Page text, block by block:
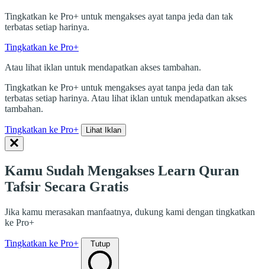
Tingkatkan ke Pro+ untuk mengakses ayat tanpa jeda dan tak
terbatas setiap harinya.
Tingkatkan ke Pro+
Atau lihat iklan untuk mendapatkan akses tambahan.
Tingkatkan ke Pro+ untuk mengakses ayat tanpa jeda dan tak
terbatas setiap harinya. Atau lihat iklan untuk mendapatkan akses
tambahan.
Tingkatkan ke Pro+ Lihat Iklan
Kamu Sudah Mengakses Learn Quran
Tafsir Secara Gratis
Jika kamu merasakan manfaatnya, dukung kami dengan tingkatkan
ke Pro+
Tingkatkan ke Pro+ Tutup